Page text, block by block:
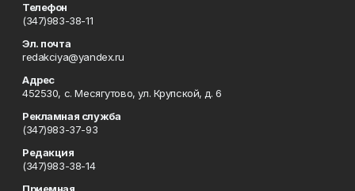
Телефон
(347)983-38-11
Эл. почта
redakciya@yandex.ru
Адрес
452530, с. Месягутово, ул. Крупской, д. 6
Рекламная служба
(347)983-37-93
Редакция
(347)983-38-14